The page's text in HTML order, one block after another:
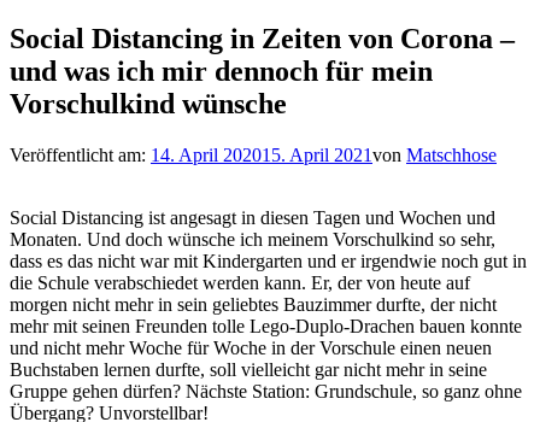
Social Distancing in Zeiten von Corona –
und was ich mir dennoch für mein
Vorschulkind wünsche
Veröffentlicht am: 14. April 202015. April 2021von Matschhose
Social Distancing ist angesagt in diesen Tagen und Wochen und
Monaten. Und doch wünsche ich meinem Vorschulkind so sehr,
dass es das nicht war mit Kindergarten und er irgendwie noch gut in
die Schule verabschiedet werden kann. Er, der von heute auf
morgen nicht mehr in sein geliebtes Bauzimmer durfte, der nicht
mehr mit seinen Freunden tolle Lego-Duplo-Drachen bauen konnte
und nicht mehr Woche für Woche in der Vorschule einen neuen
Buchstaben lernen durfte, soll vielleicht gar nicht mehr in seine
Gruppe gehen dürfen? Nächste Station: Grundschule, so ganz ohne
Übergang? Unvorstellbar!